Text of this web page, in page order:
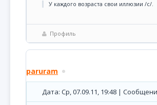
У каждого возраста свои иллюзии /с/.
Профиль
paruram
Дата: Ср, 07.09.11, 19:48 |